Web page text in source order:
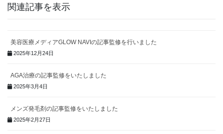
関連記事を表示
美容医療メディアGLOW NAVIの記事監修を行いました
2025年12月24日
AGA治療の記事監修をいたしました
2025年3月4日
メンズ発毛剤の記事監修をいたしました
2025年2月27日